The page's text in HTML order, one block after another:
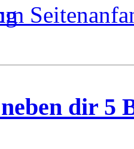
dir 5